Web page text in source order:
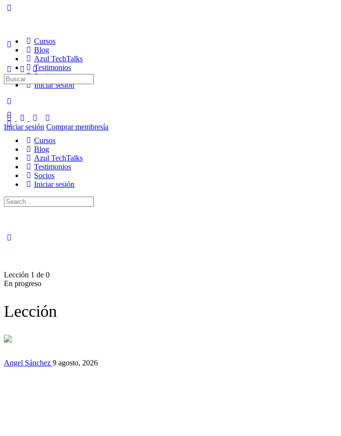
Cursos
Blog
Azul TechTalks
Testimonios
Socios
Iniciar sesión
Iniciar sesión Comprar membresía
Buscar:
Cursos
Blog
Azul TechTalks
Testimonios
Socios
Iniciar sesión
Buscar:
Lección 1 de 0
En progreso
Lección
Angel Sánchez 9 agosto, 2026